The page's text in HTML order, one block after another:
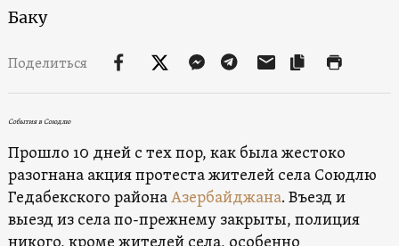
Баку
Поделиться
События в Союдлю
Прошло 10 дней с тех пор, как была жестоко
разогнана акция протеста жителей села Союдлю
Гедабекского районаАзербайджана. Въезд и
выезд из села по-прежнему закрыты, полиция